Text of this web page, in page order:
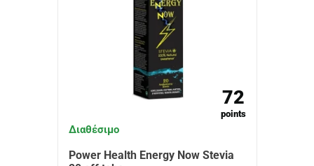
72
points
Διαθέσιμο
Power Health Energy Now Stevia